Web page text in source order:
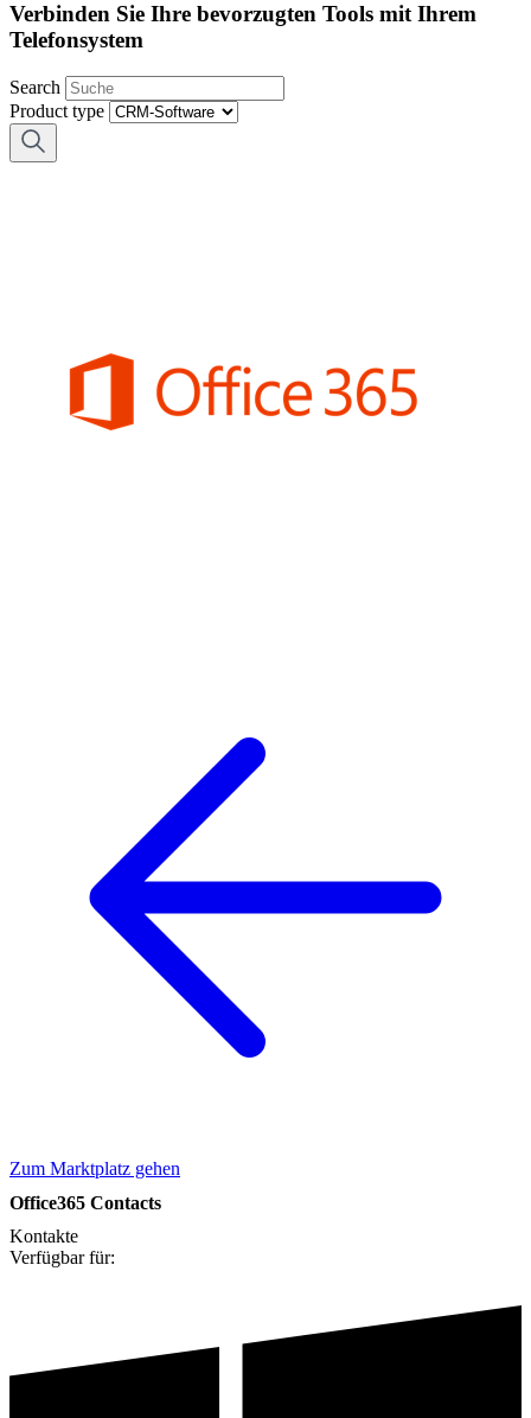
Verbinden Sie Ihre bevorzugten Tools mit Ihrem
Telefonsystem
Search
Product type
Zum Marktplatz gehen
Office365 Contacts
Kontakte
Verfügbar für: